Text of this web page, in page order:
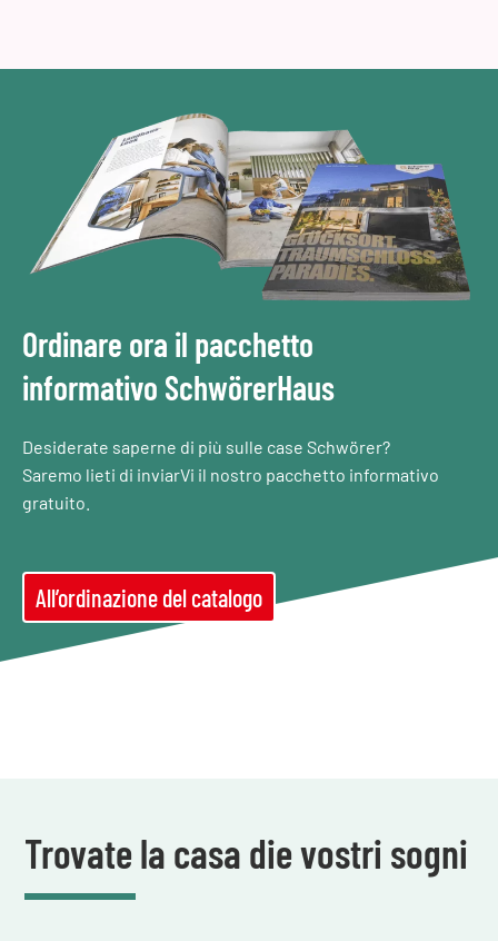
Ordinare ora il pacchetto
informativo SchwörerHaus
Desiderate saperne di più sulle case Schwörer?
Saremo lieti di inviarVi il nostro pacchetto informativo
gratuito.
All’ordinazione del catalogo
Trovate la casa die vostri sogni